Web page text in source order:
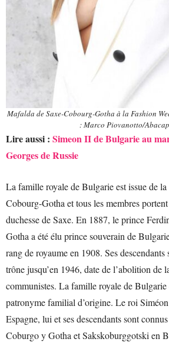
Mafalda de Saxe-Cobourg-Gotha à la Fashion
: Marco Piovanotto/
Lire aussi : Simeon II de Bulgarie au
Georges de Russie
La famille royale de Bulgarie est issue de
Cobourg-Gotha et tous les membres
duchesse de Saxe. En 1887, le prince
Gotha a été élu prince souverain de
rang de royaume en 1908. Ses descendants
trône jusqu’en 1946, date de l’abolition de
communistes. La famille royale de
patronyme familial d’origine. Le roi
Espagne, lui et ses descendants sont
Coburgo y Gotha et Sakskoburggotski en